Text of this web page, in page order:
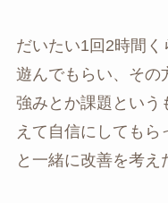
だいたい1回2時間
遊んでもらい、その
強みとか課題という
えて自信にしてもら
と一緒に改善を考え